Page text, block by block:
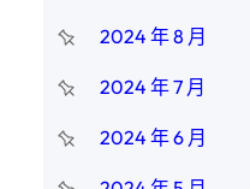
2024 年 8 月
2024 年 7 月
2024 年 6 月